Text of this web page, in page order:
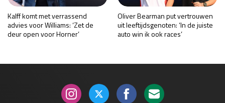
Kalff komt met verrassend
advies voor Williams: ‘Zet de
deur open voor Horner’
Oliver Bearman put vertrouwen
uit leeftijdsgenoten: ‘In de juiste
auto win ik ook races’